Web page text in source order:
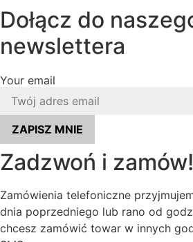
Dołącz do
newslettera
Your email
ZAPISZ MNIE
Zadzwoń i zamów!
Zamówienia telefoniczne
dnia poprzedniego lub rano od
chcesz zamówić towar w innych